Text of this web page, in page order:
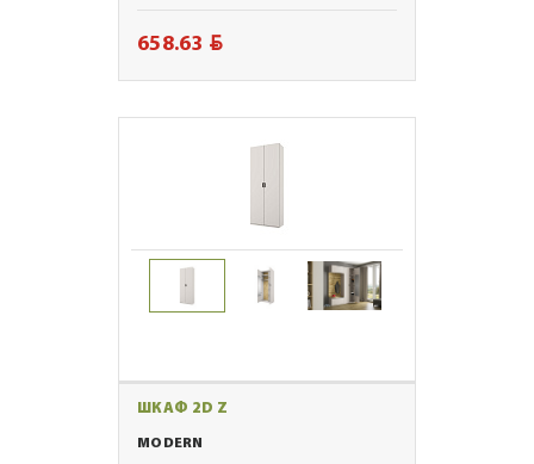
658.63 BYN
ШКАФ 2D Z
MODERN